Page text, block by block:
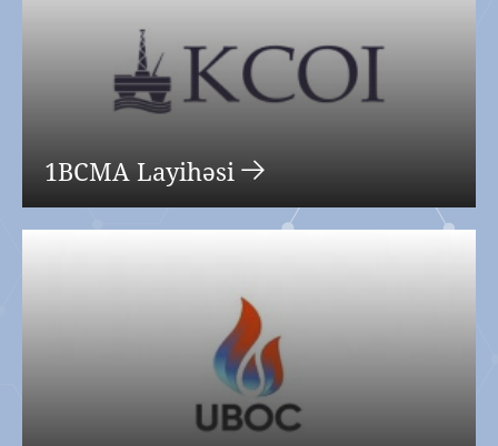
1BCMA Layihəsi